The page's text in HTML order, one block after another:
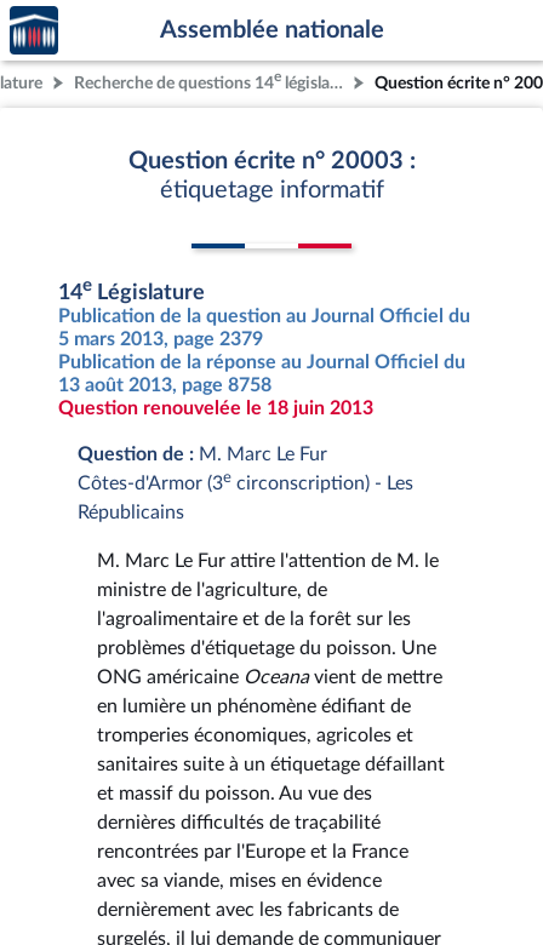
Aller au contenu
Aller en bas de la page
Accèder
à la
page
d'accueil
Assemblée nationale
Recherche de questions 14e législature Question écrite n°
Question écrite n° 20003 :
étiquetage informatif
14e Législature
Publication de la question au Journal Officiel du
5 mars 2013, page 2379
Publication de la réponse au Journal Officiel du
13 août 2013, page 8758
Question renouvelée le 18 juin 2013
Question de : M. Marc Le Fur
Côtes-d'Armor (3e circonscription) - Les
Républicains
M. Marc Le Fur attire l'attention de M. le
ministre de l'agriculture, de
l'agroalimentaire et de la forêt sur les
problèmes d'étiquetage du poisson. Une
ONG américaine Oceanavient de mettre
en lumière un phénomène édifiant de
tromperies économiques, agricoles et
sanitaires suite à un étiquetage défaillant
et massif du poisson. Au vue des
dernières difficultés de traçabilité
rencontrées par l'Europe et la France
avec sa viande, mises en évidence
dernièrement avec les fabricants de
surgelés, il lui demande de communiquer